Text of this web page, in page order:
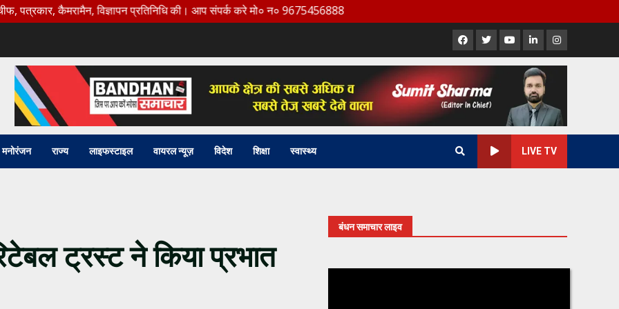
विज्ञापन प्रतिनिधि की। आप संपर्क करे मो० न० 9675456888
Facebook
X YoutubeLinkedInInstagram
मनोरंजन राज्य लाइफस्टाइल वायरल न्यूज़ विदेश शिक्षा स्वास्थ्य LIVE TV
ट्रस्ट ने किया प्रभात
बंधन समाचार लाइव